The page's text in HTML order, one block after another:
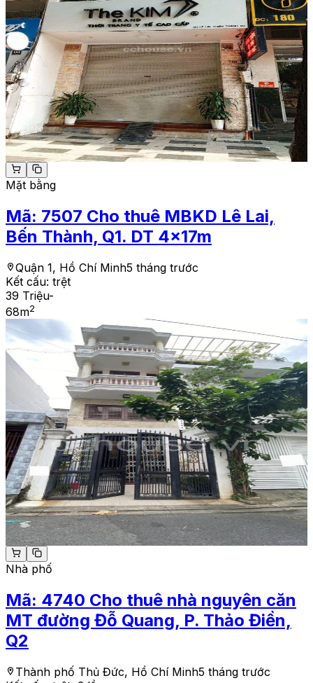
Mặt bằng
Mã: 7507 Cho thuê MBKD Lê Lai,
Bến Thành, Q1. DT 4x17m
Quận 1, Hồ Chí Minh5 tháng trước
Kết cấu: trệt
39 Triệu-
68m2
Nhà phố
Mã: 4740 Cho thuê nhà nguyên căn
MT đường Đỗ Quang, P. Thảo Điền,
Q2
Thành phố Thủ Đức, Hồ Chí Minh5 tháng trước